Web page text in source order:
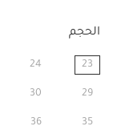
الحجم
23
24
29
30
35
36